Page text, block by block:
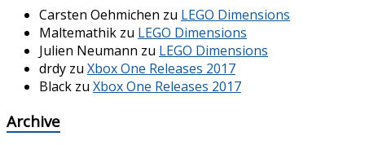
Carsten Oehmichen zu LEGO Dimensions
Maltemathik zu LEGO Dimensions
Julien Neumann zu LEGO Dimensions
drdy zu Xbox One Releases 2017
Black zu Xbox One Releases 2017
Archive